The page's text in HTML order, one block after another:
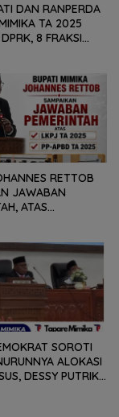
DAN RANPERDA
TA 2025
8 FRAKSI
DAERAH
RETTOB
JAWABAN
ATAS
PP- APBD
2025
SOROTI
ALOKASI
DESSY PUTRIKA